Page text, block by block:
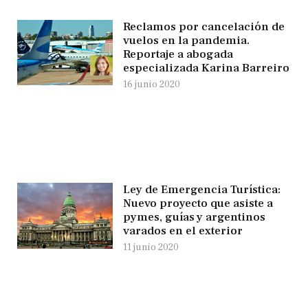
Reclamos por cancelación de
vuelos en la pandemia.
Reportaje a abogada
especializada Karina Barreiro
16 junio 2020
Ley de Emergencia Turística:
Nuevo proyecto que asiste a
pymes, guías y argentinos
varados en el exterior
11 junio 2020